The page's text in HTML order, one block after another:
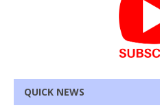
QUICK NEWS